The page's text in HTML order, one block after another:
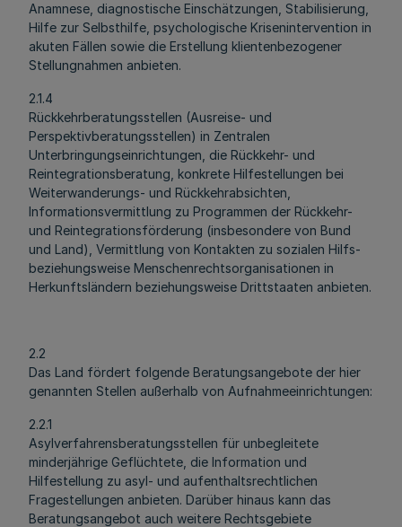
Anamnese, diagnostische Einschätzungen, Stabilisierung,
Hilfe zur Selbsthilfe, psychologische Krisenintervention in
akuten Fällen sowie die Erstellung klientenbezogener
Stellungnahmen anbieten.
2.1.4
Rückkehrberatungsstellen (Ausreise- und
Perspektivberatungsstellen) in Zentralen
Unterbringungseinrichtungen, die Rückkehr- und
Reintegrationsberatung, konkrete Hilfestellungen bei
Weiterwanderungs- und Rückkehrabsichten,
Informationsvermittlung zu Programmen der Rückkehr-
und Reintegrationsförderung (insbesondere von Bund
und Land), Vermittlung von Kontakten zu sozialen Hilfs-
beziehungsweise Menschenrechtsorganisationen in
Herkunftsländern beziehungsweise Drittstaaten anbieten.
2.2
Das Land fördert folgende Beratungsangebote der hier
genannten Stellen außerhalb von Aufnahmeeinrichtungen:
2.2.1
Asylverfahrensberatungsstellen für unbegleitete
minderjährige Geflüchtete, die Information und
Hilfestellung zu asyl- und aufenthaltsrechtlichen
Fragestellungen anbieten. Darüber hinaus kann das
Beratungsangebot auch weitere Rechtsgebiete